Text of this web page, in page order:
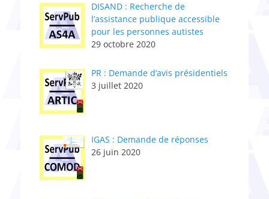
DISAND : Recherche de
l’assistance publique accessible
pour les personnes autistes
29 octobre 2020
PR : Demande d’avis présidentiels
3 juillet 2020
IGAS : Demande de réponses
26 juin 2020